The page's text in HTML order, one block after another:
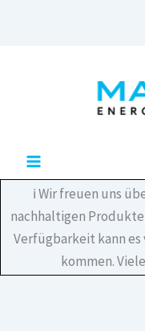
ℹ️ Wir freuen uns
nachhaltigen
Verfügbarkeit kann
kommen.